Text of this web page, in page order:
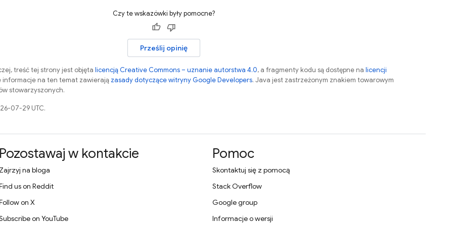
Czy te wskazówki były pomocne?
Prześlij opinię
treść tej strony jest objęta licencją Creative Commons – uznanie autorstwa 4.0, a fragmenty kodu są dostępne na licencji
informacje na ten temat zawierają zasady dotyczące witryny Google Developers. Java jest zastrzeżonym znakiem towarowym
stowarzyszonych.
07-29 UTC.
Pozostawaj w kontakcie
Zajrzyj na bloga
us on Reddit
on X
on YouTube
Pomoc
Skontaktuj się z pomocą
Stack Overflow
Google group
Informacje o wersji